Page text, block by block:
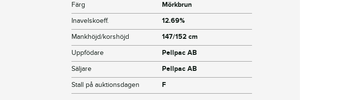
Färg
Mörkbrun
Inavelskoeff.
12.69%
Mankhöjd/korshöjd
147/152 cm
Uppfödare
Pellpac AB
Säljare
Pellpac AB
Stall på auktionsdagen
F